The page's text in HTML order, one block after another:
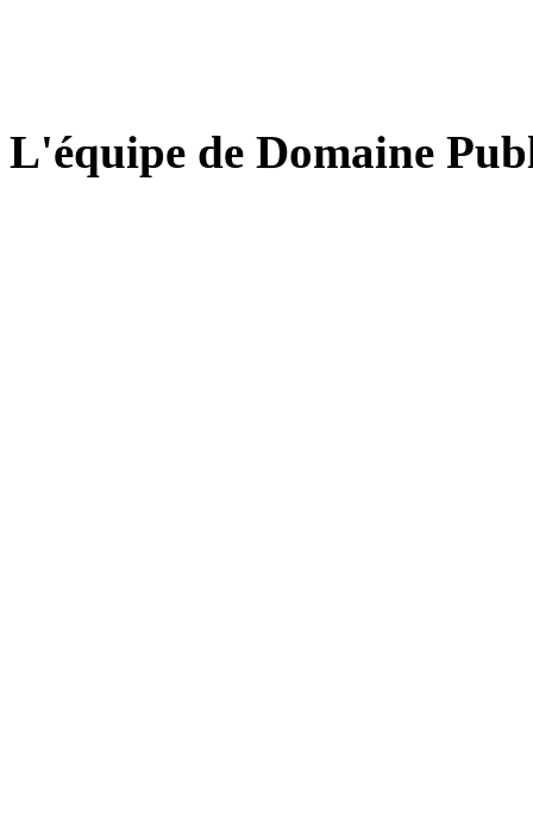
L'équipe de Domaine